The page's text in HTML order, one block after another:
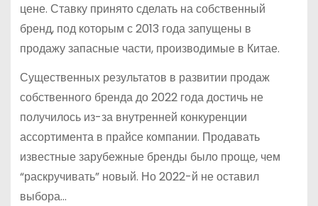
цене. Ставку принято сделать на собственный
бренд, под которым с 2013 года запущены в
продажу запасные части, производимые в Китае.
Существенных результатов в развитии продаж
собственного бренда до 2022 года достичь не
получилось из-за внутренней конкуренции
ассортимента в прайсе компании. Продавать
известные зарубежные бренды было проще, чем
“раскручивать” новый. Но 2022-й не оставил
выбора…